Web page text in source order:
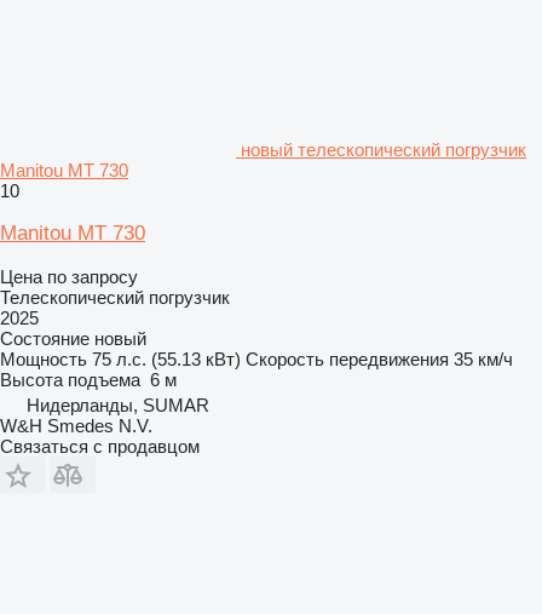
новый телескопический погрузчик
Manitou MT 730
10
Manitou MT 730
Цена по запросу
Телескопический погрузчик
2025
Состояние новый
Мощность 75 л.с. (55.13 кВт) Скорость передвижения 35 км/ч
Высота подъема 6 м
Нидерланды, SUMAR
W&H Smedes N.V.
Связаться с продавцом